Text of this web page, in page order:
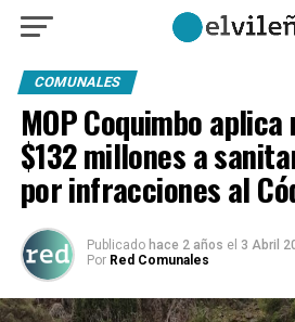
COMUNALES
MOP Coquimbo
$132 millones a
por infracciones al
Publicado hace 2 años el 3 Abril
Por Red Comunales